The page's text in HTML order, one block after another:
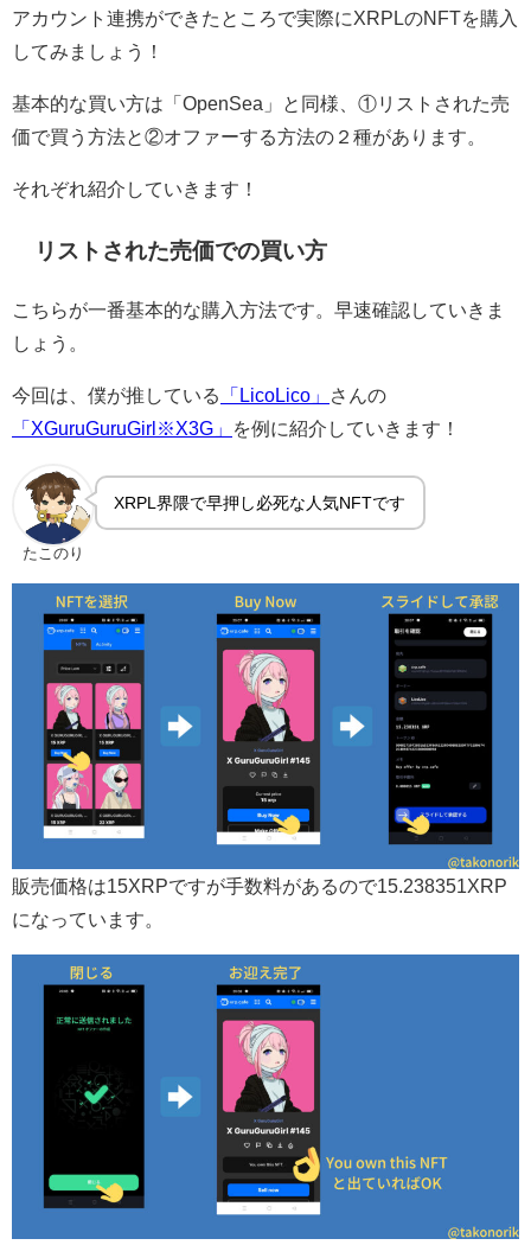
アカウント連携ができたところで実際にXRPLのNFTを購入
してみましょう！
基本的な買い方は「OpenSea」と同様、①リストされた売
価で買う方法と②オファーする方法の２種があります。
それぞれ紹介していきます！
リストされた売価での買い方
こちらが一番基本的な購入方法です。早速確認していきま
しょう。
今回は、僕が推している 「LicoLico」
さんの
「XGuruGuruGirl※X3G」
を例に紹介していきます！
たこのり
XRPL界隈で早押し必死な人気NFTです
販売価格は15XRPですが手数料があるので15.238351XRP
になっています。